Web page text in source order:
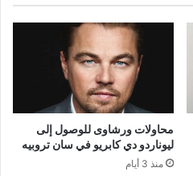
محاولات ورشاوى للوصول إلى
ليوناردو دي كابريو في سان تروبيه
منذ 3 أيام